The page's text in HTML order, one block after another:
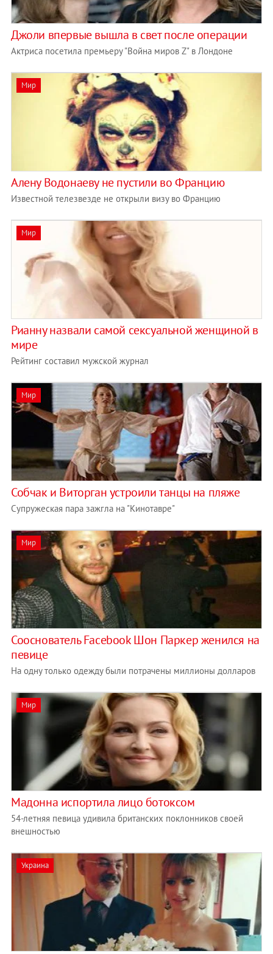
Джоли впервые вышла в свет после операции
Актриса посетила премьеру "Война миров Z" в Лондоне
Мир
Алену Водонаеву не пустили во Францию
Известной телезвезде не открыли визу во Францию
Мир
Рианну назвали самой сексуальной женщиной в
мире
Рейтинг составил мужской журнал
Мир
Собчак и Виторган устроили танцы на пляже
Супружеская пара зажгла на "Кинотавре"
Мир
Сооснователь Facebook Шон Паркер женился на
певице
На одну только одежду были потрачены миллионы долларов
Мир
Мадонна испортила лицо ботоксом
54-летняя певица удивила британских поклонников своей
внешностью
Украина